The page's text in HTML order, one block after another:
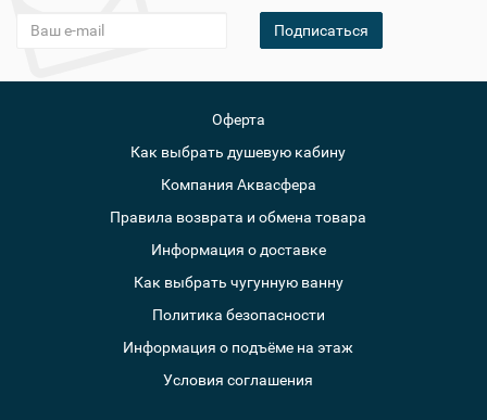
Подписаться
Оферта
Как выбрать душевую кабину
Компания Аквасфера
Правила возврата и обмена товара
Информация о доставке
Как выбрать чугунную ванну
Политика безопасности
Информация о подъёме на этаж
Условия соглашения